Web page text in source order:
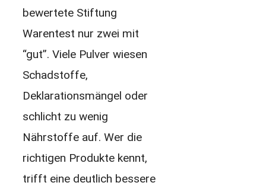
bewertete Stiftung
Warentest nur zwei mit
“gut”. Viele Pulver wiesen
Schadstoffe,
Deklarationsmängel oder
schlicht zu wenig
Nährstoffe auf. Wer die
richtigen Produkte kennt,
trifft eine deutlich bessere